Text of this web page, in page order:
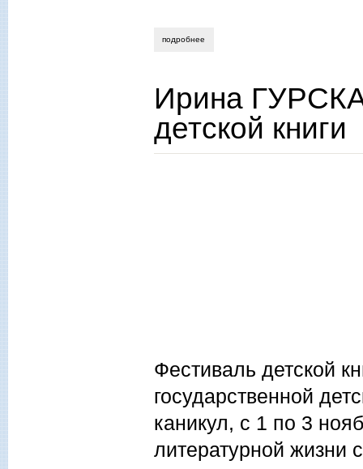
подробнее
Ирина
детской книги
Фестиваль детской
государственной
каникул, с 1 по 3
литературной жизни